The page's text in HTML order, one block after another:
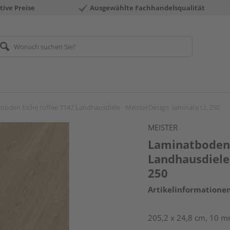
Preise Ausgewählte Fachhandelsqualität
MEISTER
250
205,2 x 24,8 cm, 10